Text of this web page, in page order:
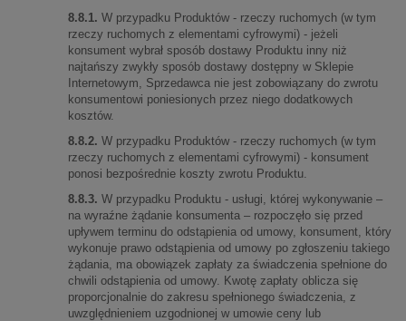
8.8.1. W przypadku Produktów - rzeczy ruchomych (w tym
rzeczy ruchomych z elementami cyfrowymi) - jeżeli
konsument wybrał sposób dostawy Produktu inny niż
najtańszy zwykły sposób dostawy dostępny w Sklepie
Internetowym, Sprzedawca nie jest zobowiązany do zwrotu
konsumentowi poniesionych przez niego dodatkowych
kosztów.
8.8.2. W przypadku Produktów - rzeczy ruchomych (w tym
rzeczy ruchomych z elementami cyfrowymi) - konsument
ponosi bezpośrednie koszty zwrotu Produktu.
8.8.3. W przypadku Produktu - usługi, której wykonywanie –
na wyraźne żądanie konsumenta – rozpoczęło się przed
upływem terminu do odstąpienia od umowy, konsument, który
wykonuje prawo odstąpienia od umowy po zgłoszeniu takiego
żądania, ma obowiązek zapłaty za świadczenia spełnione do
chwili odstąpienia od umowy. Kwotę zapłaty oblicza się
proporcjonalnie do zakresu spełnionego świadczenia, z
uwzględnieniem uzgodnionej w umowie ceny lub